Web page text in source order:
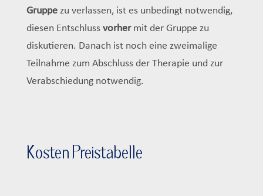
Gruppezu verlassen, ist es unbedingt notwendig,
diesen Entschluss vorhermit der Gruppe zu
diskutieren. Danach ist noch eine zweimalige
Teilnahme zum Abschluss der Therapie und zur
Verabschiedung notwendig.
Kosten Preistabelle